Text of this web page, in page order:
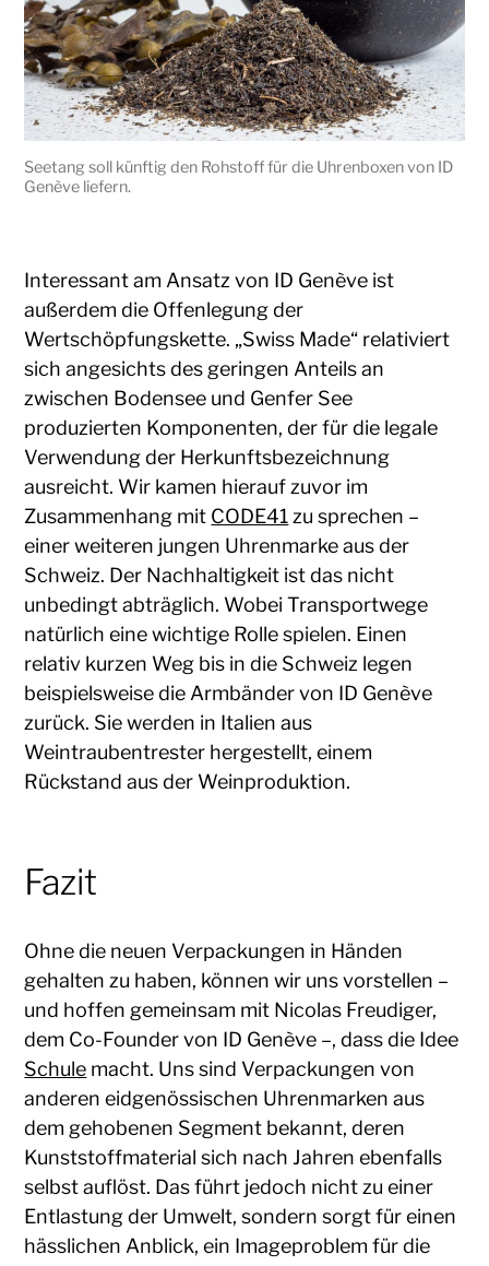
Seetang soll künftig den Rohstoff für die Uhrenboxen von ID
Genève liefern.
Interessant am Ansatz von ID Genève ist
außerdem die Offenlegung der
Wertschöpfungskette. „Swiss Made“ relativiert
sich angesichts des geringen Anteils an
zwischen Bodensee und Genfer See
produzierten Komponenten, der für die legale
Verwendung der Herkunftsbezeichnung
ausreicht. Wir kamen hierauf zuvor im
Zusammenhang mit CODE41zu sprechen –
einer weiteren jungen Uhrenmarke aus der
Schweiz. Der Nachhaltigkeit ist das nicht
unbedingt abträglich. Wobei Transportwege
natürlich eine wichtige Rolle spielen. Einen
relativ kurzen Weg bis in die Schweiz legen
beispielsweise die Armbänder von ID Genève
zurück. Sie werden in Italien aus
Weintraubentrester hergestellt, einem
Rückstand aus der Weinproduktion.
Fazit
Ohne die neuen Verpackungen in Händen
gehalten zu haben, können wir uns vorstellen –
und hoffen gemeinsam mit Nicolas Freudiger,
dem Co-Founder von ID Genève –, dass die Idee
Schule macht. Uns sind Verpackungen von
anderen eidgenössischen Uhrenmarken aus
dem gehobenen Segment bekannt, deren
Kunststoffmaterial sich nach Jahren ebenfalls
selbst auflöst. Das führt jedoch nicht zu einer
Entlastung der Umwelt, sondern sorgt für einen
hässlichen Anblick, ein Imageproblem für die